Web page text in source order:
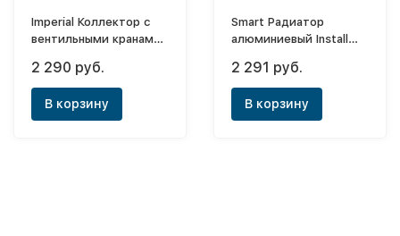
Imperial Коллектор с
вентильными кранами
2 290 руб.
В корзину
Smart Радиатор
алюминиевый Install
(боковое)
2 291 руб.
В корзину